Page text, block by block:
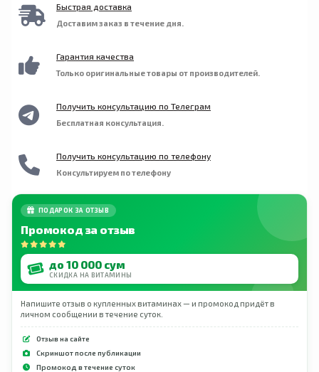
Быстрая доставка
Доставим заказ в течение дня.
Гарантия качества
Только оригинальные товары от производителей.
Получить консультацию по Телеграм
Бесплатная консультация.
Получить консультацию по телефону
Консультируем по телефону
ПОДАРОК ЗА ОТЗЫВ
Промокод за отзыв
до 10 000 сум
СКИДКА НА ВИТАМИНЫ
Напишите отзыв о купленных витаминах — и промокод придёт в
личном сообщении в течение суток.
Отзыв на сайте
Скриншот после публикации
Промокод в течение суток